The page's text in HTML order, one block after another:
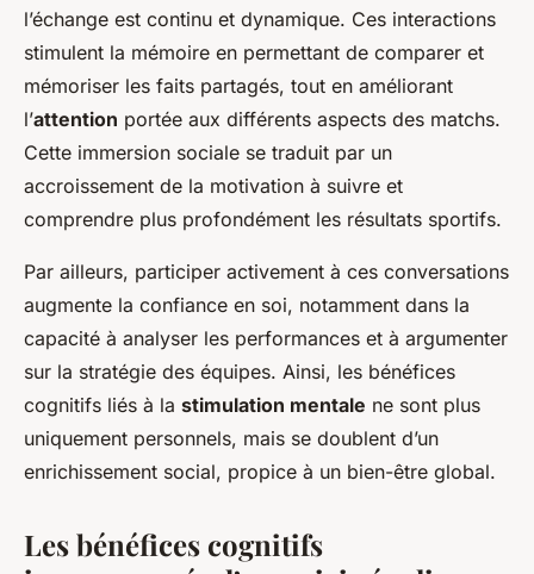
l’échange est continu et dynamique. Ces interactions
stimulent la mémoire en permettant de comparer et
mémoriser les faits partagés, tout en améliorant
l’attention portée aux différents aspects des matchs.
Cette immersion sociale se traduit par un
accroissement de la motivation à suivre et
comprendre plus profondément les résultats sportifs.
Par ailleurs, participer activement à ces conversations
augmente la confiance en soi, notamment dans la
capacité à analyser les performances et à argumenter
sur la stratégie des équipes. Ainsi, les bénéfices
cognitifs liés à la stimulation mentale ne sont plus
uniquement personnels, mais se doublent d’un
enrichissement social, propice à un bien-être global.
Les bénéfices cognitifs